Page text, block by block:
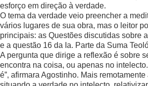
esforço em direção à verdade.
O tema da verdade veio preencher a
vários lugares de sua obra, mas o leitor
principais: as Questões discutidas sobre
e a questão 16 da Ia. Parte da Suma
A pergunta que dirige a reflexão é sobre
encontra na coisa, ou apenas no
é”, afirmara Agostinho. Mais